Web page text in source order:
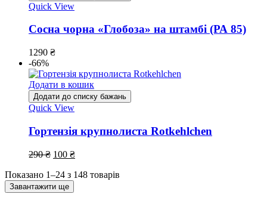
Quick View
Сосна чорна «Глобоза» на штамбі (РА 85)
1290 ₴
-66%
Додати в кошик
Додати до списку бажань
Quick View
Гортензія крупнолиста Rotkehlchen
290₴ 100 ₴
Показано 1–24 з 148 товарів
Завантажити ще